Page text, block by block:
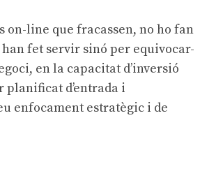
on-line que fracassen, no ho fan
fet servir sinó per equivocar-
en la capacitat d’inversió
planificat d’entrada i
enfocament estratègic i de